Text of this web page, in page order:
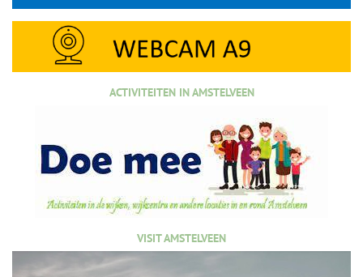
ACTIVITEITEN IN AMSTELVEEN
VISIT AMSTELVEEN